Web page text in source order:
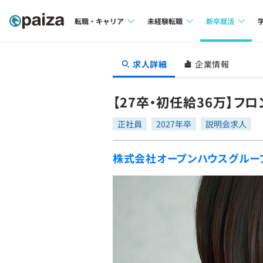
転職・キャリア
転職成功ガイド
転職エージェント
未経験転職
求人検索
転職成功ガイド
新卒就活
本選考
インターン
新卒エージェ
イベント・セ
インタビュー
就活成功ガイド
求人詳細 企業情報
【27卒・初任給36万】フ
正社員 2027年卒 説明会求人
株式会社オープンハウスグルー